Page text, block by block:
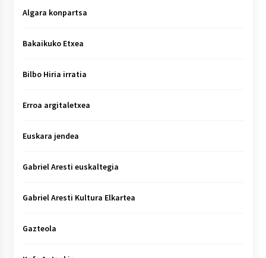
Algara konpartsa
Bakaikuko Etxea
Bilbo Hiria irratia
Erroa argitaletxea
Euskara jendea
Gabriel Aresti euskaltegia
Gabriel Aresti Kultura Elkartea
Gazteola